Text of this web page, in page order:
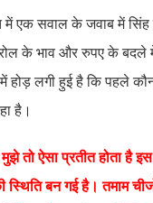
में एक सवाल के जवाब में
के भाव और रुपए के बदले
में होड़ लगी हुई है कि पहले कौन
है।
तो ऐसा प्रतीत होता है
बन गई है। तमाम